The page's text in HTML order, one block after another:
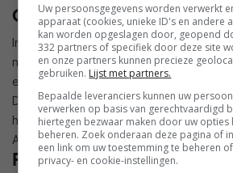
Ook als soundbar te
In tegenstelling tot de grotere L75MS
niet over een ingang voor de
een draaitafel, daar is een externe
Dit is echt een hifi-systeem met
heel gemakkelijk als soundbar kunt
Arc voor een directe verbinding van tv-
Prijs en beschikbaarheid
Uw persoonsgegevens worden verwerkt
apparaat (cookies, unieke ID's en andere
kan worden opgeslagen door, geopend
332 partners of specifiek door deze site
en onze partners kunnen precieze
gebruiken. Lijst met partners.
Bepaalde leveranciers kunnen uw
verwerken op basis van gerechtvaardigd
hiertegen bezwaar maken door uw opties
beheren. Zoek onderaan deze pagina of
een link om uw toestemming te beheren
privacy- en cookie-instellingen.